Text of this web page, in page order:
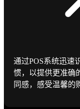
通过POS系统迅速
惯，以提供更准确
同感，感受温馨的